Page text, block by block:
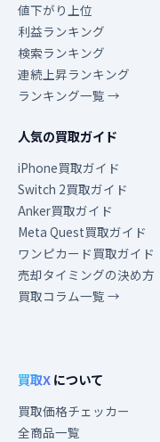
値下がり上位
利益ランキング
検索ランキング
連続上昇ランキング
ランキング一覧 →
人気の買取ガイド
iPhone買取ガイド
Switch 2買取ガイド
Anker買取ガイド
Meta Quest買取ガイド
ワンピカード買取ガイド
売却タイミングの決め方
買取コラム一覧 →
買取Xについて
買取価格チェッカー
全商品一覧